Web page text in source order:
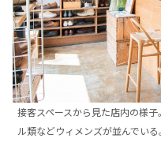
接客スペースから見た店内の様
ル類などウィメンズが並んでいる。